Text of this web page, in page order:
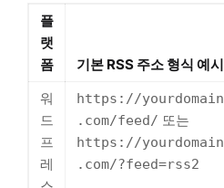
플
랫
폼
기본 RSS 주소 형식 예시
워
드
프
레
https://yourdomain
.com/feed/ 또는
https://yourdomain
.com/?feed=rss2